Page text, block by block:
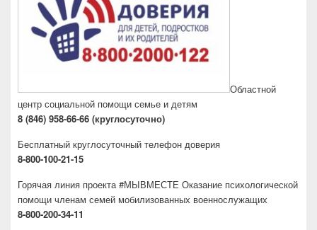
Областной
центр социальной помощи семье и детям
8 (846) 958-66-66 (круглосуточно)
Бесплатный круглосуточный телефон доверия
8-800-100-21-15
Горячая линия проекта #МЫВМЕСТЕ Оказание психологической
помощи членам семей мобилизованных военнослужащих
8-800-200-34-11